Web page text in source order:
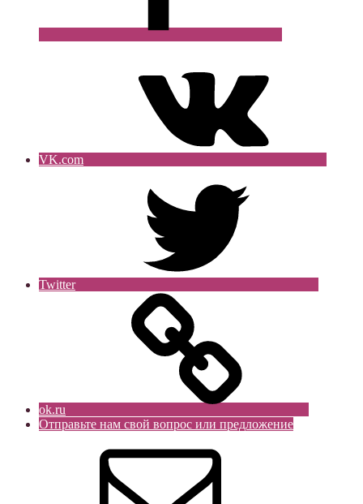
VK.com
Twitter
ok.ru
Отправьте нам свой вопрос или предложение